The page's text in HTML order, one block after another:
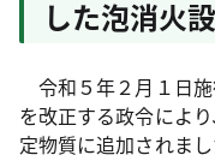
した泡消火
令和５年２月１日
を改正する政令によ
定物質に追加されま